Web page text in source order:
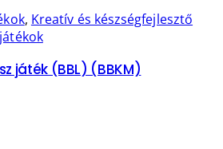
, Kreatív és készségfejlesztő
játék (BBL) (BBKM)